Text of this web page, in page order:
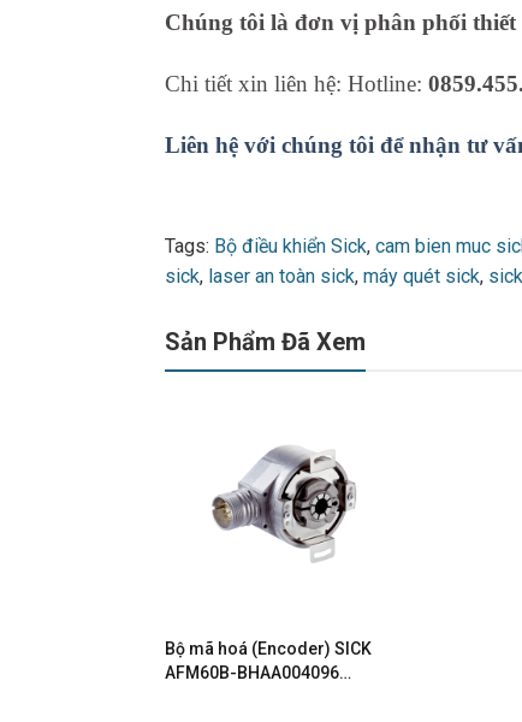
Chúng tôi là đơn vị phân phối
Chi tiết xin liên hệ: Hotline:
Liên hệ với chúng tôi để nhận tư
Tags: Bộ điều khiển Sick, cam bien muc
sick, laser an toàn sick, máy quét sick,
Sản Phẩm Đã Xem
Bộ mã hoá (Encoder) SICK
AFM60B-BHAA004096